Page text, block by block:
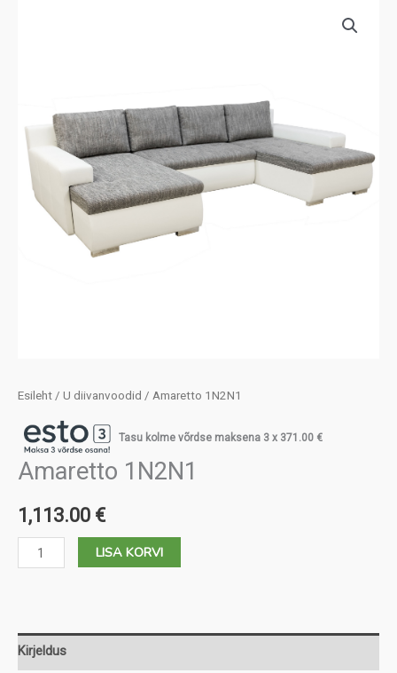
Esileht / U diivanvoodid / Amaretto 1N2N1
Tasu kolme võrdse maksena 3 x 371.00 €
Amaretto 1N2N1
1,113.00 €
Amaretto
1N2N1
LISA KORVI
Kirjeldus